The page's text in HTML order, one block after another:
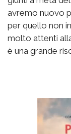
avremo nuovo
per quello non
molto attenti
è una grande